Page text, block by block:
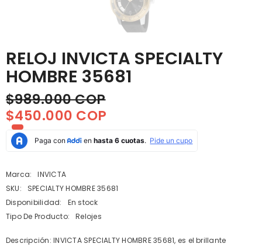
RELOJ INVICTA SPECIALTY
HOMBRE 35681
$989.000 COP
$450.000 COP
Marca:
INVICTA
SKU:
SPECIALTY HOMBRE 35681
Disponibilidad:
En stock
Tipo De Producto:
Relojes
Descripción: INVICTA SPECIALTY HOMBRE 35681, es el brillante